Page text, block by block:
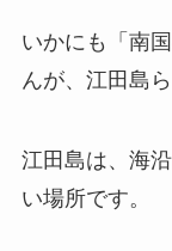
いかにも「南
んが、江田島
江田島は、海
い場所です。